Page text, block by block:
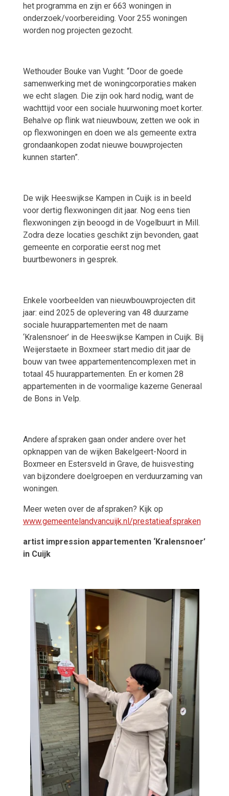
het programma en zijn er 663 woningen in
onderzoek/voorbereiding. Voor 255 woningen
worden nog projecten gezocht.
Wethouder Bouke van Vught: “Door de goede
samenwerking met de woningcorporaties maken
we echt slagen. Die zijn ook hard nodig, want de
wachttijd voor een sociale huurwoning moet korter.
Behalve op flink wat nieuwbouw, zetten we ook in
op flexwoningen en doen we als gemeente extra
grondaankopen zodat nieuwe bouwprojecten
kunnen starten”.
De wijk Heeswijkse Kampen in Cuijk is in beeld
voor dertig flexwoningen dit jaar. Nog eens tien
flexwoningen zijn beoogd in de Vogelbuurt in Mill.
Zodra deze locaties geschikt zijn bevonden, gaat
gemeente en corporatie eerst nog met
buurtbewoners in gesprek.
Enkele voorbeelden van nieuwbouwprojecten dit
jaar: eind 2025 de oplevering van 48 duurzame
sociale huurappartementen met de naam
‘Kralensnoer’ in de Heeswijkse Kampen in Cuijk. Bij
Weijerstaete in Boxmeer start medio dit jaar de
bouw van twee appartementencomplexen met in
totaal 45 huurappartementen. En er komen 28
appartementen in de voormalige kazerne Generaal
de Bons in Velp.
Andere afspraken gaan onder andere over het
opknappen van de wijken Bakelgeert-Noord in
Boxmeer en Estersveld in Grave, de huisvesting
van bijzondere doelgroepen en verduurzaming van
woningen.
Meer weten over de afspraken? Kijk op
www.gemeentelandvancuijk.nl/prestatieafspraken
artist impression appartementen ‘Kralensnoer’
in Cuijk